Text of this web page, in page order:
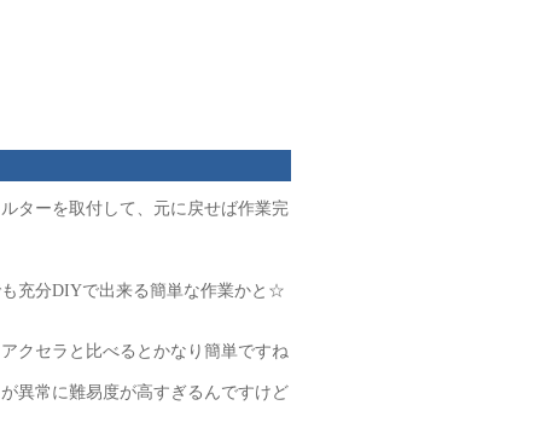
ターを取付して、元に戻せば作業完
充分DIYで出来る簡単な作業かと☆
クセラと比べるとかなり簡単ですね
が異常に難易度が高すぎるんですけど